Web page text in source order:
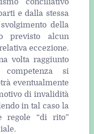
conciliativo
e dalla stessa
della
previsto alcun
eccezione.
volta raggiunto
si
eventualmente
di invalidità
in tal caso la
regole “di rito”